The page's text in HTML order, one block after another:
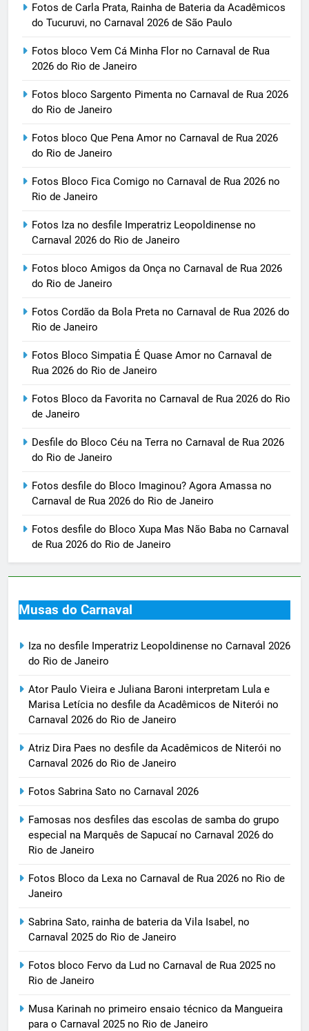
Fotos de Carla Prata, Rainha de Bateria da Acadêmicos
do Tucuruvi, no Carnaval 2026 de São Paulo
Fotos bloco Vem Cá Minha Flor no Carnaval de Rua
2026 do Rio de Janeiro
Fotos bloco Sargento Pimenta no Carnaval de Rua 2026
do Rio de Janeiro
Fotos bloco Que Pena Amor no Carnaval de Rua 2026
do Rio de Janeiro
Fotos Bloco Fica Comigo no Carnaval de Rua 2026 no
Rio de Janeiro
Fotos Iza no desfile Imperatriz Leopoldinense no
Carnaval 2026 do Rio de Janeiro
Fotos bloco Amigos da Onça no Carnaval de Rua 2026
do Rio de Janeiro
Fotos Cordão da Bola Preta no Carnaval de Rua 2026 do
Rio de Janeiro
Fotos Bloco Simpatia É Quase Amor no Carnaval de
Rua 2026 do Rio de Janeiro
Fotos Bloco da Favorita no Carnaval de Rua 2026 do Rio
de Janeiro
Desfile do Bloco Céu na Terra no Carnaval de Rua 2026
do Rio de Janeiro
Fotos desfile do Bloco Imaginou? Agora Amassa no
Carnaval de Rua 2026 do Rio de Janeiro
Fotos desfile do Bloco Xupa Mas Não Baba no Carnaval
de Rua 2026 do Rio de Janeiro
Musas do Carnaval
Iza no desfile Imperatriz Leopoldinense no Carnaval 2026
do Rio de Janeiro
Ator Paulo Vieira e Juliana Baroni interpretam Lula e
Marisa Letícia no desfile da Acadêmicos de Niterói no
Carnaval 2026 do Rio de Janeiro
Atriz Dira Paes no desfile da Acadêmicos de Niterói no
Carnaval 2026 do Rio de Janeiro
Fotos Sabrina Sato no Carnaval 2026
Famosas nos desfiles das escolas de samba do grupo
especial na Marquês de Sapucaí no Carnaval 2026 do
Rio de Janeiro
Fotos Bloco da Lexa no Carnaval de Rua 2026 no Rio de
Janeiro
Sabrina Sato, rainha de bateria da Vila Isabel, no
Carnaval 2025 do Rio de Janeiro
Fotos bloco Fervo da Lud no Carnaval de Rua 2025 no
Rio de Janeiro
Musa Karinah no primeiro ensaio técnico da Mangueira
para o Carnaval 2025 no Rio de Janeiro